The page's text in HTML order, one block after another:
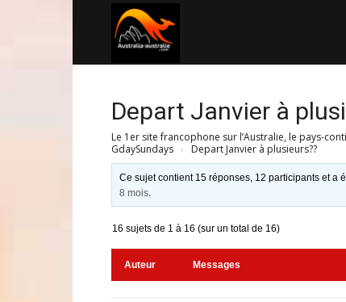
Depart Janvier à
Le 1er site francophone sur l’Australie, le pays-
GdaySundays › Depart Janvier à plusieurs??
Ce sujet contient 15 réponses, 12 participants et a
8 mois.
16 sujets de 1 à 16 (sur un total de 16)
Auteur Messages